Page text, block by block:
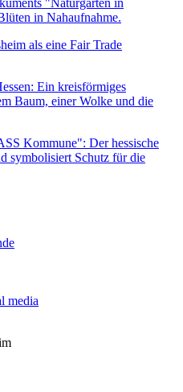
media